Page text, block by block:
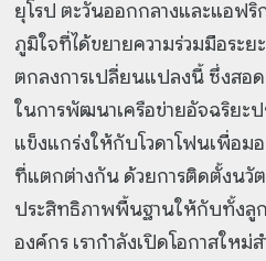
ยุโรป ตะวันออกกลางและแอฟริก
ภูมิใจที่ได้ขยายความร่วมมือระย
ตกลงการเปลี่ยนแปลงนี้ ซึ่งสอ
ในการพัฒนาเครือข่ายอัจฉริยะ
แข็งแกร่งให้กับโวดาโฟนเพื่อม
ที่แตกต่างกัน ด้วยการติดตั้งนวั
ประสิทธิภาพพื้นฐานให้กับทั้งลู
องค์กร เรากำลังเปิดโอกาสใหม่